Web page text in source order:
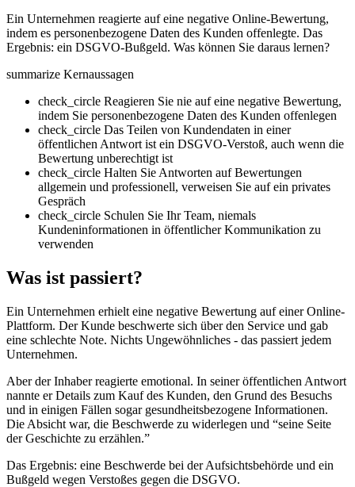
Ein Unternehmen reagierte auf eine negative Online-Bewertung,
indem es personenbezogene Daten des Kunden offenlegte. Das
Ergebnis: ein DSGVO-Bußgeld. Was können Sie daraus lernen?
summarize Kernaussagen
check_circle Reagieren Sie nie auf eine negative Bewertung,
indem Sie personenbezogene Daten des Kunden offenlegen
check_circle Das Teilen von Kundendaten in einer
öffentlichen Antwort ist ein DSGVO-Verstoß, auch wenn die
Bewertung unberechtigt ist
check_circle Halten Sie Antworten auf Bewertungen
allgemein und professionell, verweisen Sie auf ein privates
Gespräch
check_circle Schulen Sie Ihr Team, niemals
Kundeninformationen in öffentlicher Kommunikation zu
verwenden
Was ist passiert?
Ein Unternehmen erhielt eine negative Bewertung auf einer Online-
Plattform. Der Kunde beschwerte sich über den Service und gab
eine schlechte Note. Nichts Ungewöhnliches - das passiert jedem
Unternehmen.
Aber der Inhaber reagierte emotional. In seiner öffentlichen Antwort
nannte er Details zum Kauf des Kunden, den Grund des Besuchs
und in einigen Fällen sogar gesundheitsbezogene Informationen.
Die Absicht war, die Beschwerde zu widerlegen und “seine Seite
der Geschichte zu erzählen.”
Das Ergebnis: eine Beschwerde bei der Aufsichtsbehörde und ein
Bußgeld wegen Verstoßes gegen die DSGVO.